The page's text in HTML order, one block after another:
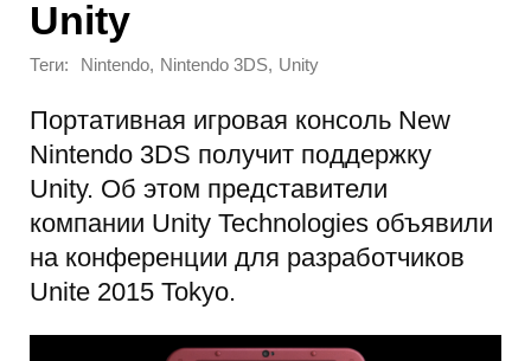
Unity
Теги: Nintendo, Nintendo 3DS, Unity
Портативная игровая консоль New
Nintendo 3DS получит поддержку
Unity. Об этом представители
компании Unity Technologies объявили
на конференции для разработчиков
Unite 2015 Tokyo.